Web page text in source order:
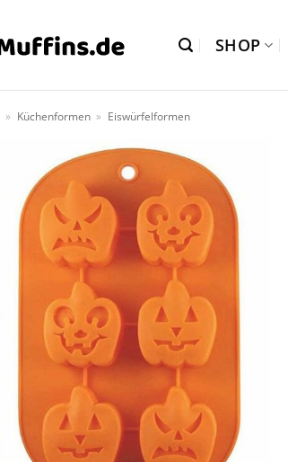
SHOP
» Küchenformen » Eiswürfelformen